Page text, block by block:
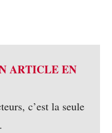
ARTICLE EN
c’est la seule